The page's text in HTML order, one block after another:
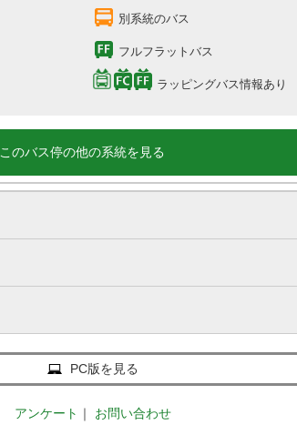
別系統のバス
フルフラットバス
ラッピングバス情報あり
このバス停の他の系統を見る
PC版を見る
アンケート ｜ お問い合わせ